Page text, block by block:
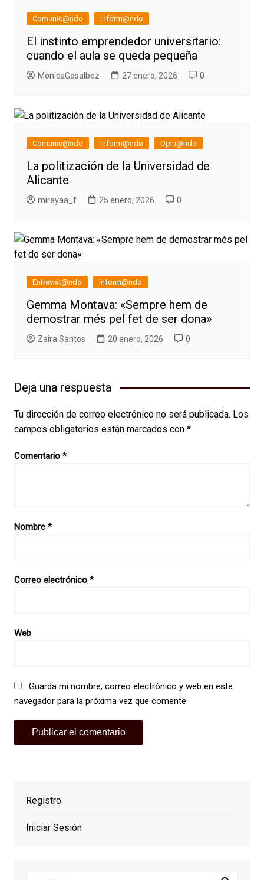
Comunic@ndo Inform@ndo
El instinto emprendedor universitario:
cuando el aula se queda pequeña
MonicaGosalbez 27 enero, 2026 0
Comunic@ndo Inform@ndo Opin@ndo
La politización de la Universidad de
Alicante
mireyaa_f 25 enero, 2026 0
Entrevist@ndo Inform@ndo
Gemma Montava: «Sempre hem de
demostrar més pel fet de ser dona»
Zaira Santos 20 enero, 2026 0
Deja una respuesta
Tu dirección de correo electrónico no será publicada. Los
campos obligatorios están marcados con *
Comentario *
Nombre *
Correo electrónico *
Web
Guarda mi nombre, correo electrónico y web en este
navegador para la próxima vez que comente.
Registro
Iniciar Sesión